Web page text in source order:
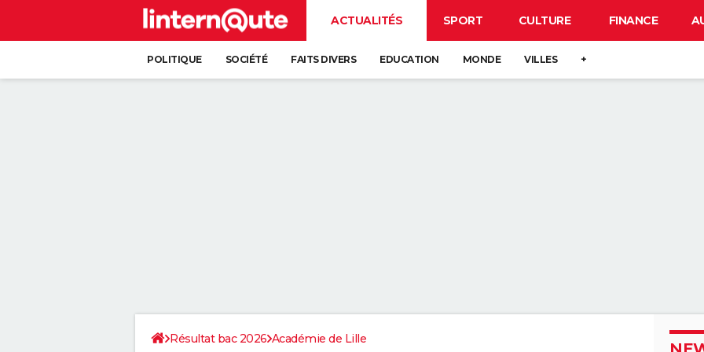
ACTUALITÉS SPORT CULTURE FINANCE
POLITIQUE SOCIÉTÉ FAITS DIVERS EDUCATION MONDE VILLES +
Résultat bac 2026 Académie de Lille